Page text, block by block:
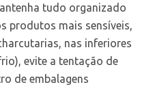
tudo organizado
produtos mais sensíveis,
nas inferiores
evite a tentação de
de embalagens